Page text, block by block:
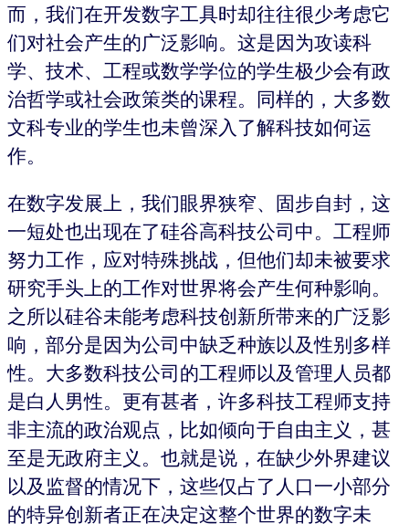
而，我们在开发数字工具时却往往很少考虑它
们对社会产生的广泛影响。这是因为攻读科
学、技术、工程或数学学位的学生极少会有政
治哲学或社会政策类的课程。同样的，大多数
文科专业的学生也未曾深入了解科技如何运
作。
在数字发展上，我们眼界狭窄、固步自封，这
一短处也出现在了硅谷高科技公司中。工程师
努力工作，应对特殊挑战，但他们却未被要求
研究手头上的工作对世界将会产生何种影响。
之所以硅谷未能考虑科技创新所带来的广泛影
响，部分是因为公司中缺乏种族以及性别多样
性。大多数科技公司的工程师以及管理人员都
是白人男性。更有甚者，许多科技工程师支持
非主流的政治观点，比如倾向于自由主义，甚
至是无政府主义。也就是说，在缺少外界建议
以及监督的情况下，这些仅占了人口一小部分
的特异创新者正在决定这整个世界的数字未